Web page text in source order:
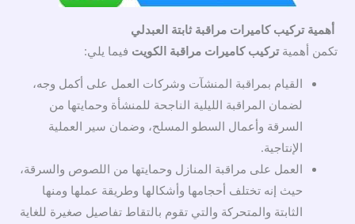
أهمية تركيب كاميرات مراقبة ثابتة العبدلي
تكمن أهميةتركيب كاميرات مراقبة الكويت فيما يلي:
القيام بمراقبة المنشآت وشركات العمل على أكمل وجه،
لضمان المراقبة الليلية الناجحة للمنشأة وحمايتها من
السرقة وأعمال السطو المسلح، وضمان سير العملية
الإنتاجية.
العمل على مراقبة المنازل وحمايتها من اللصوص والسرقة،
حيث إنه تختلف أحجامها وأشكالها وطريقة عملها ومنها
الثابتة والمتحركة والتي تقوم بالتقاط تفاصيل صغيرة للغاية